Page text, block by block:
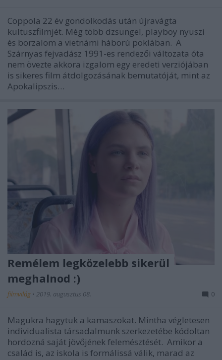
Coppola 22 év gondolkodás után újravágta
kultuszfilmjét. Még több dzsungel, playboy nyuszi
és borzalom a vietnámi háború poklában. A
Szárnyas fejvadász 1991-es rendezői változata óta
nem övezte akkora izgalom egy eredeti verziójában
is sikeres film átdolgozásának bemutatóját, mint az
Apokalipszis…
Remélem legközelebb sikerül
meghalnod :)
filmvilág • 2019. augusztus 08. 0
Magukra hagytuk a kamaszokat. Mintha végletesen
individualista társadalmunk szerkezetébe kódoltan
hordozná saját jövőjének felemésztését. Amikor a
család is, az iskola is formálissá válik, marad az